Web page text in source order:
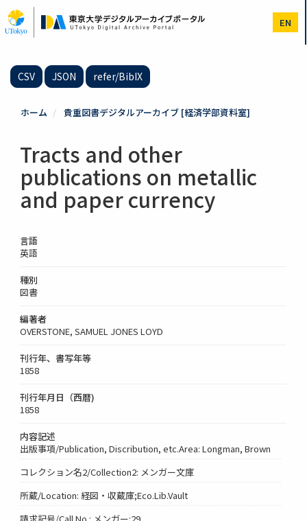
イ
ン
EN
CSV JSON refer/BibIX
ホーム 貴重図書デジタルアーカイブ [経済学部資料室]
Tracts and other
publications on metallic
and paper currency
言語
英語
種別
図書
編著者
OVERSTONE, SAMUEL JONES LOYD
刊行年、書写年等
1858
刊行年月日（西暦)
1858
内容記述
出版事項/Publication, Discribution, etc.Area: Longman, Brown
コレクション名2/Collection2: メンガー文庫
所蔵/Location: 経図・収蔵庫;Eco.Lib.Vault
請求記号/Call No.: メンガー:29